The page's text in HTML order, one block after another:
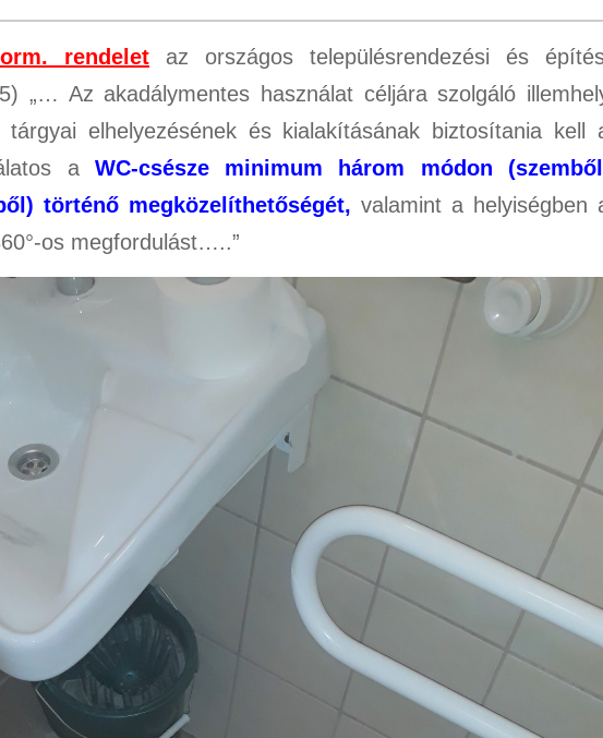
rendelet az országos településrendezési és
„… Az akadálymentes használat céljára szolgáló
tárgyai elhelyezésének és kialakításának biztosítania kell
a WC-csésze minimum három módon
történő megközelíthetőségét, valamint a helyiségben
os megfordulást…..”